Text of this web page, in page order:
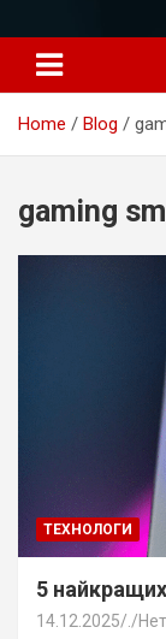
к
содержимому
Home Blog
gaming
ТЕХНОЛОГИ
5
14.12.2025